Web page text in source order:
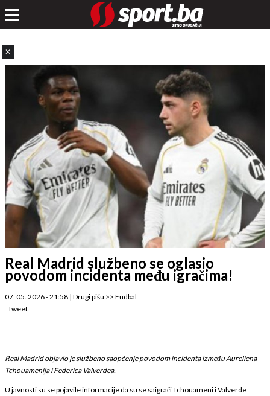
✕
Real Madrid službeno se oglasio
povodom incidenta među igračima!
07. 05. 2026 - 21:58 | Drugi pišu >> Fudbal
Tweet
Real Madrid objavio je službeno saopćenje povodom incidenta između Aureliena
Tchouamenija i Federica Valverdea.
U javnosti su se pojavile informacije da su se saigrači Tchouameni i Valverde